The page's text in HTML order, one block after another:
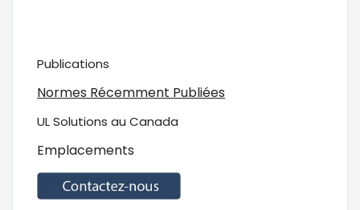
Publications
Normes Récemment Publiées
UL Solutions au Canada
Emplacements